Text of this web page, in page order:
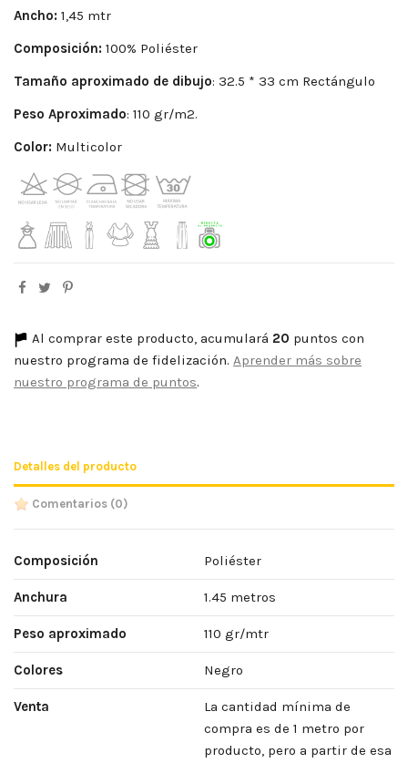
Ancho: 1,45 mtr
Composición: 100% Poliéster
Tamaño aproximado de dibujo: 32.5 * 33 cm Rectángulo
Peso Aproximado: 110 gr/m2.
Color: Multicolor
Al comprar este producto, acumulará 20 puntos con
nuestro programa de fidelización. Aprender más sobre
nuestro programa de puntos.
Detalles del producto
Comentarios (0)
Composición Poliéster
Anchura 1.45 metros
Peso aproximado 110 gr/mtr
Colores Negro
Venta
La cantidad mínima de
compra es de 1 metro por
producto, pero a partir de esa